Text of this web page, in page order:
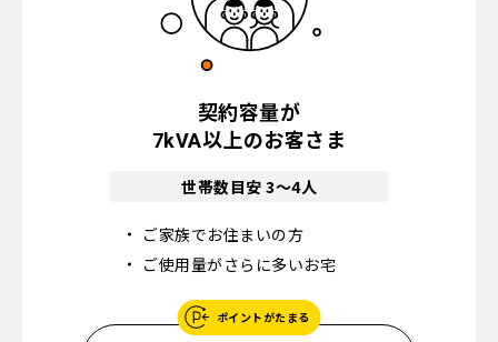
契約容量が
7kVA以上のお客さま
世帯数目安 3〜4人
ご家族でお住まいの方
ご使用量がさらに多いお宅
ポイントがたまる